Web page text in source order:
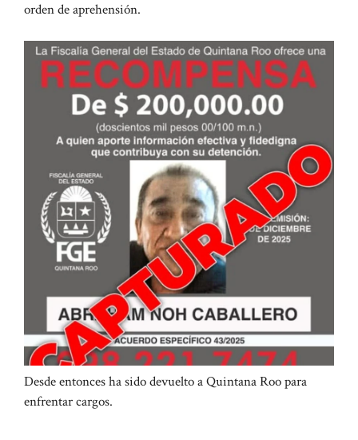
orden de aprehensión.
Desde entonces ha sido devuelto a Quintana Roo para
enfrentar cargos.